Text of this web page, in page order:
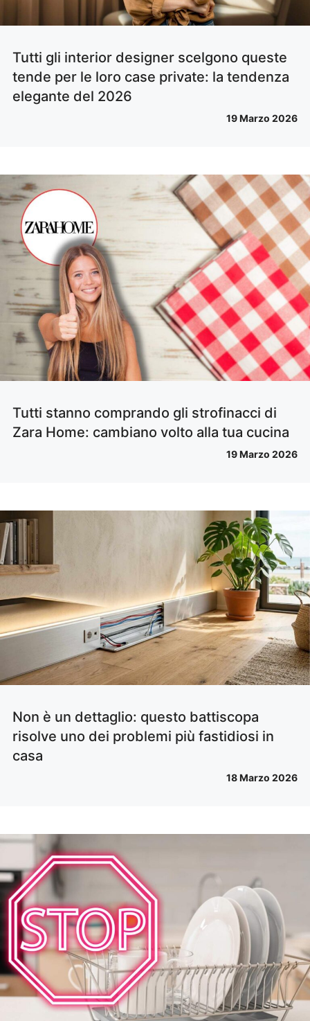
Tutti gli interior designer scelgono queste
tende per le loro case private: la tendenza
elegante del 2026
19 Marzo 2026
Tutti stanno comprando gli strofinacci di
Zara Home: cambiano volto alla tua cucina
19 Marzo 2026
Non è un dettaglio: questo battiscopa
risolve uno dei problemi più fastidiosi in
casa
18 Marzo 2026